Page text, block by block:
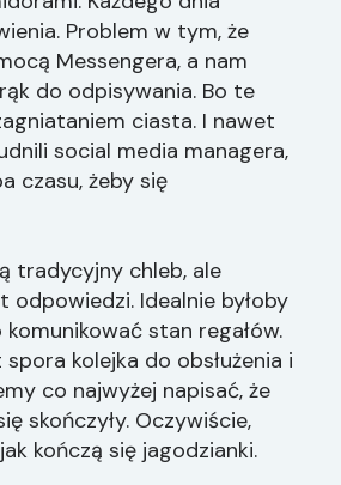
Problem w tym, że
Messengera, a nam
do odpisywania. Bo te
ciasta. I nawet
social media managera,
czasu, żeby się
tradycyjny chleb, ale
odpowiedzi. Idealnie byłoby
stan regałów.
kolejka do obsłużenia i
co najwyżej napisać, że
skończyły. Oczywiście,
kończą się jagodzianki.